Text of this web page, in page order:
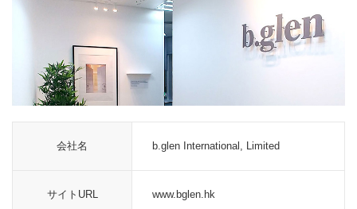
会社名 b.glen International, Limited
サイトURL www.bglen.hk